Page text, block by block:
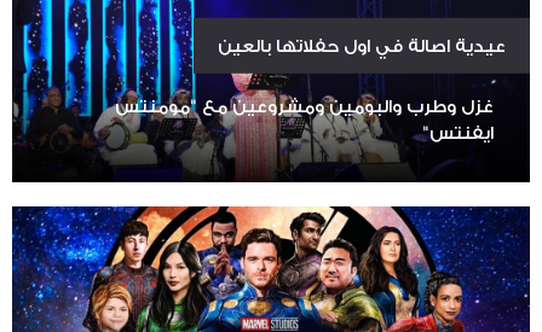
عيدية اصالة في اول حفلاتها بالعين
غزل وطرب والبومين ومشروعين مع "مومنتس
ايفنتس"